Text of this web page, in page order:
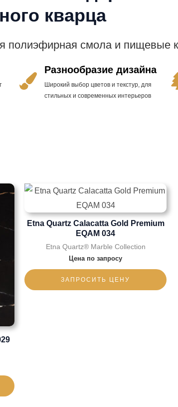
кварца
полиэфирная смола и пищевые
Разнообразие дизайна
Широкий выбор цветов и текстур, для
стильных и современных интерьеров
Etna Quartz Calacatta Gold Premium
EQAM 034
Etna Quartz® Marble Collection
Цена по запросу
ЗАПРОСИТЬ ЦЕНУ